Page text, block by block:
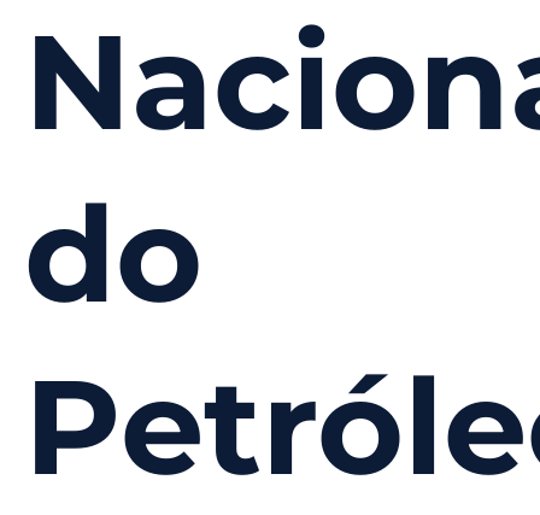
do